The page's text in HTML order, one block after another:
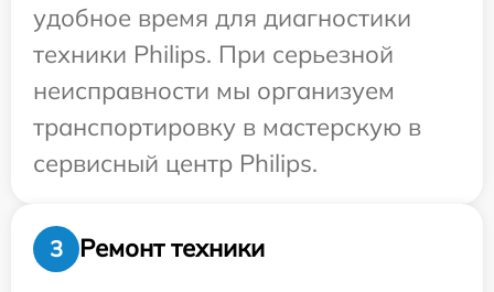
удобное время для диагностики
техники Philips. При серьезной
неисправности мы организуем
транспортировку в мастерскую в
сервисный центр Philips.
3
Ремонт техники